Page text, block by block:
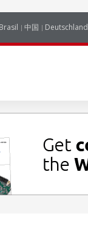
Brasil 中国 Deutschland